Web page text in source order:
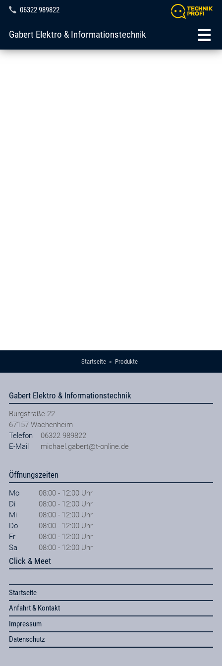
06322 989822
Gabert Elektro & Informationstechnik
Startseite Produkte
Gabert Elektro & Informationstechnik
Burgstraße 22
67157 Wachenheim
Telefon
06322 989822
E-Mail
michael.gabert@t-online.de
Öffnungszeiten
Mo
08:00 - 12:00 Uhr
Di
08:00 - 12:00 Uhr
Mi
08:00 - 12:00 Uhr
Do
08:00 - 12:00 Uhr
Fr
08:00 - 12:00 Uhr
Sa
08:00 - 12:00 Uhr
Click & Meet
Startseite
Anfahrt & Kontakt
Impressum
Datenschutz